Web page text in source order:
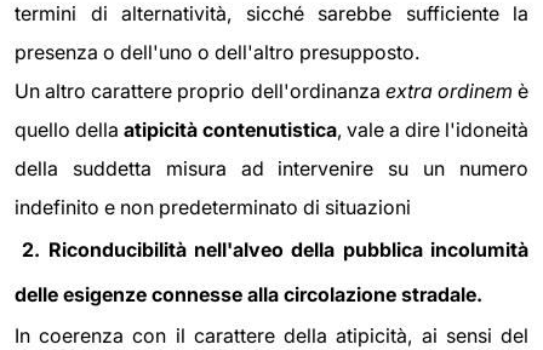
termini di alternatività, sicché sarebbe sufficiente la
presenza o dell'uno o dell'altro presupposto.
Un altro carattere proprio dell'ordinanza extra ordinem è
quello della atipicità contenutistica, vale a dire l'idoneità
della suddetta misura ad intervenire su un numero
indefinito e non predeterminato di situazioni
2. Riconducibilità nell'alveo della pubblica incolumità
delle esigenze connesse alla circolazione stradale.
In coerenza con il carattere della atipicità, ai sensi del